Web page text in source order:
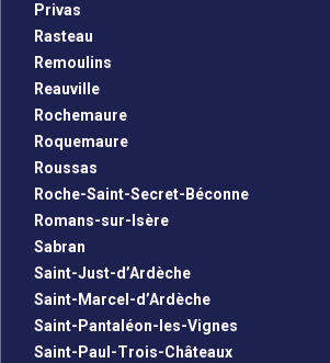
Privas
Rasteau
Remoulins
Reauville
Rochemaure
Roquemaure
Roussas
Roche-Saint-Secret-Béconne
Romans-sur-Isère
Sabran
Saint-Just-d’Ardèche
Saint-Marcel-d’Ardèche
Saint-Pantaléon-les-Vignes
Saint-Paul-Trois-Châteaux